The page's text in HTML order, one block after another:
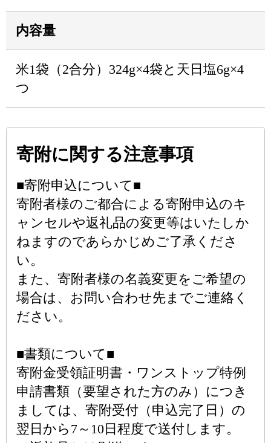
内容量
米1袋（2合分）324g×4袋と天日塩6g×4
つ
寄附に関する注意事項
■寄附申込について■
寄附者様のご都合による寄附申込のキ
ャンセルや返礼品の変更等はいたしか
ねますのであらかじめご了承くださ
い。
また、寄附者様の名義変更をご希望の
場合は、お問い合わせ先までご連絡く
ださい。
■書類について■
寄附金受領証明書・ワンストップ特例
申請書類（要望された方のみ）につき
ましては、寄附受付（申込完了日）の
翌日から7～10日程度で送付します。